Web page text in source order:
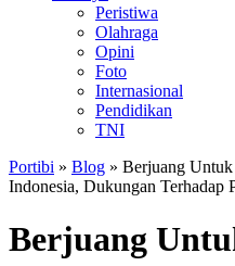
Peristiwa
Olahraga
Opini
Foto
Internasional
Pendidikan
TNI
Portibi » Blog » Berjuang
Indonesia, Dukungan Terhadap
Berjuang